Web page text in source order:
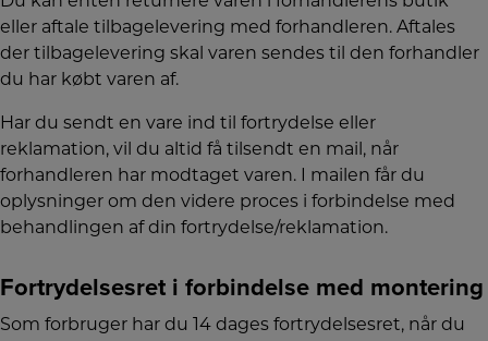
eller aftale tilbagelevering med forhandleren. Aftales
der tilbagelevering skal varen sendes til den forhandler
du har købt varen af.
Har du sendt en vare ind til fortrydelse eller
reklamation, vil du altid få tilsendt en mail, når
forhandleren har modtaget varen. I mailen får du
oplysninger om den videre proces i forbindelse med
behandlingen af din fortrydelse/reklamation.
Fortrydelsesret i forbindelse med montering
Som forbruger har du 14 dages fortrydelsesret, når du